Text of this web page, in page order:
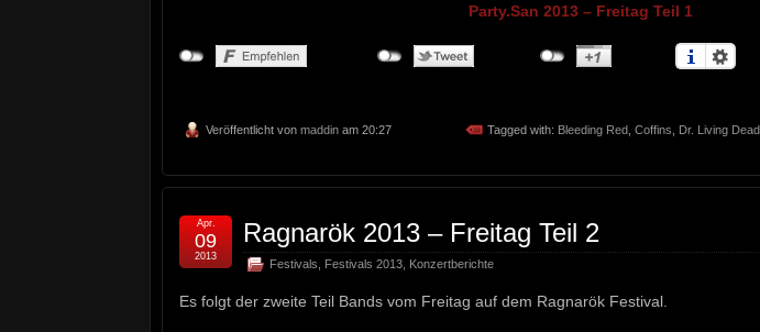
Party.San 2013 – Freitag Teil 1
Veröffentlicht von maddin am 20:27 Tagged with: Bleeding Red Coffins Dr. Living Dead
Ragnarök 2013 – Freitag Teil 2
Festivals Festivals 2013 Konzertberichte
Apr.
09
2013
Es folgt der zweite Teil Bands vom Freitag auf dem Ragnarök Festival.